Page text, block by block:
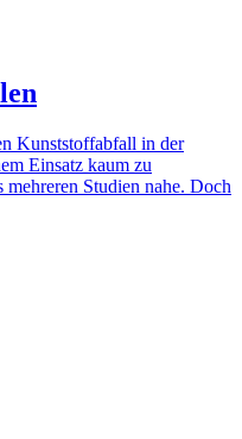
Kunststoffabfall in der
Einsatz kaum zu
mehreren Studien nahe. Doch